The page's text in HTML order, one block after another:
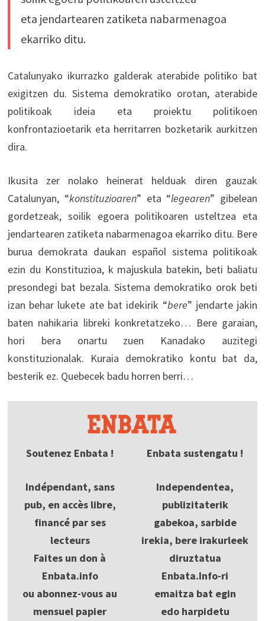
eta jendartearen zatiketa nabarmenagoa
ekarriko ditu.
Catalunyako ikurrazko galderak aterabide politiko bat
exigitzen du. Sistema demokratiko orotan, aterabide
politikoak ideia eta proiektu politikoen
konfrontazioetarik eta herritarren bozketarik aurkitzen
dira.
Ikusita zer nolako heinerat helduak diren gauzak
Catalunyan, “konstituzioaren” eta “legearen” gibelean
gordetzeak, soilik egoera politikoaren usteltzea eta
jendartearen zatiketa nabarmenagoa ekarriko ditu. Bere
burua demokrata daukan español sistema politikoak
ezin du Konstituzioa, k majuskula batekin, beti baliatu
presondegi bat bezala. Sistema demokratiko orok beti
izan behar lukete ate bat idekirik “bere” jendarte jakin
baten nahikaria libreki konkretatzeko… Bere garaian,
hori bera onartu zuen Kanadako auzitegi
konstituzionalak. Kuraia demokratiko kontu bat da,
besterik ez. Quebecek badu horren berri…
Soutenez Enbata !
Indépendant, sans
pub, en accès libre,
financé par ses
lecteurs
Faites un don à
Enbata.info
ou abonnez-vous au
mensuel papier
Enbata sustengatu !
Independentea,
publizitaterik
gabekoa, sarbide
irekia, bere irakurleek
diruztatua
Enbata.Info-ri
emaitza bat egin
edo harpidetu